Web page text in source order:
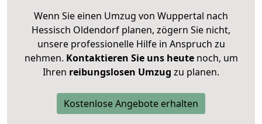
Wenn Sie einen Umzug von Wuppertal nach
Hessisch Oldendorf planen, zögern Sie nicht,
unsere professionelle Hilfe in Anspruch zu
nehmen. Kontaktieren Sie uns heutenoch, um
Ihren reibungslosen Umzug zu planen.
Kostenlose Angebote erhalten